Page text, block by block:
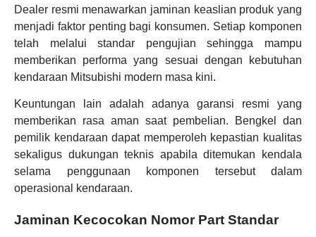
Dealer resmi menawarkan jaminan keaslian produk yang
menjadi faktor penting bagi konsumen. Setiap komponen
telah melalui standar pengujian sehingga mampu
memberikan performa yang sesuai dengan kebutuhan
kendaraan Mitsubishi modern masa kini.
Keuntungan lain adalah adanya garansi resmi yang
memberikan rasa aman saat pembelian. Bengkel dan
pemilik kendaraan dapat memperoleh kepastian kualitas
sekaligus dukungan teknis apabila ditemukan kendala
selama penggunaan komponen tersebut dalam
operasional kendaraan.
Jaminan Kecocokan Nomor Part Standar